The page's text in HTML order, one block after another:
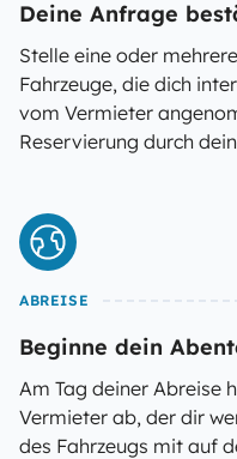
Deine Anfrage
Stelle eine oder
Fahrzeuge, die dich
vom Vermieter
Reservierung durch
ABREISE
Beginne dein
Am Tag deiner Abreise
Vermieter ab, der dir
des Fahrzeugs mit auf